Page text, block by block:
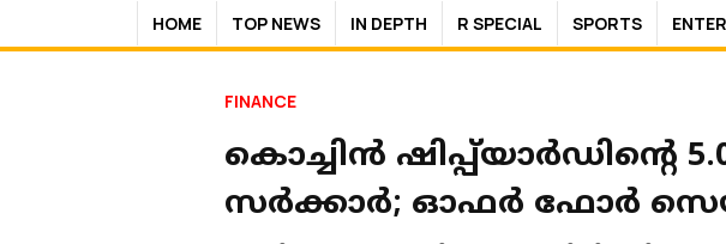
HOME TOP NEWS IN DEPTH R SPECIAL SPORTS
FINANCE
കൊച്ചിൻ ഷിപ്പ്‌യാർഡിന്റെ
സര്‍ക്കാര്‍; ഓഫര്‍ ഫോര്‍